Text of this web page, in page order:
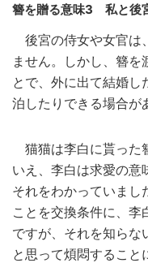
簪を贈る意味3 私と後
後宮の侍女や女官は
ません。しかし、簪を
とで、外に出て結婚
泊したりできる場合が
猫猫は李白に貰った
いえ、李白は求愛の意
それをわかっていまし
ことを交換条件に、
ですが、それを知らな
と思って煩悶すること